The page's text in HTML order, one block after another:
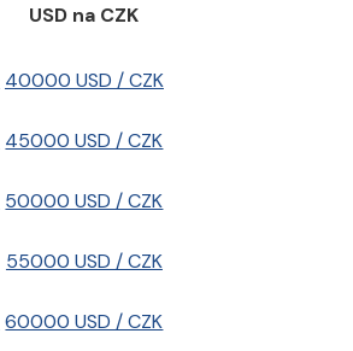
USD na CZK
40000 USD / CZK
45000 USD / CZK
50000 USD / CZK
55000 USD / CZK
60000 USD / CZK